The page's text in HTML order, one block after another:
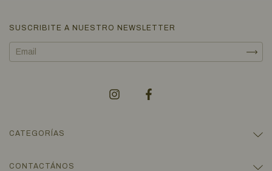
SUSCRIBITE A NUESTRO NEWSLETTER
CATEGORÍAS
CONTACTÁNOS